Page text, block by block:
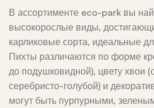
В ассортименте eco-park вы
высокорослые виды,
карликовые сорта, идеальные
Пихты различаются по форме
до подушковидной), цвету хвои
серебристо-голубой) и
могут быть пурпурными,